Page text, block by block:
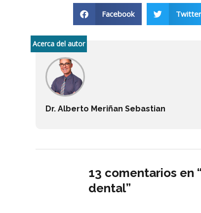
Facebook Twitter
Acerca del autor
Dr. Alberto Meriñan Sebastian
13 comentarios en
dental”